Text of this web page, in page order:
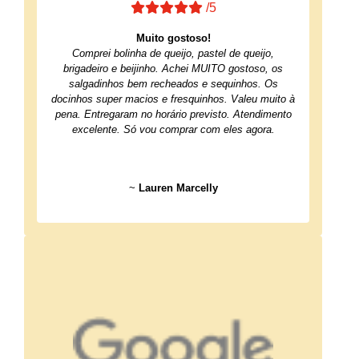
/5
Muito gostoso!
Comprei bolinha de queijo, pastel de queijo,
brigadeiro e beijinho. Achei MUITO gostoso, os
salgadinhos bem recheados e sequinhos. Os
docinhos super macios e fresquinhos. Valeu muito à
pena. Entregaram no horário previsto. Atendimento
excelente. Só vou comprar com eles agora.
~ Lauren Marcelly